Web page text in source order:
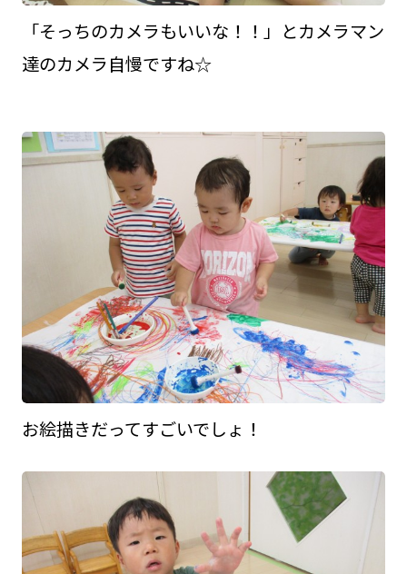
「そっちのカメラもいいな！！」とカメラマン
達のカメラ自慢ですね☆
お絵描きだってすごいでしょ！